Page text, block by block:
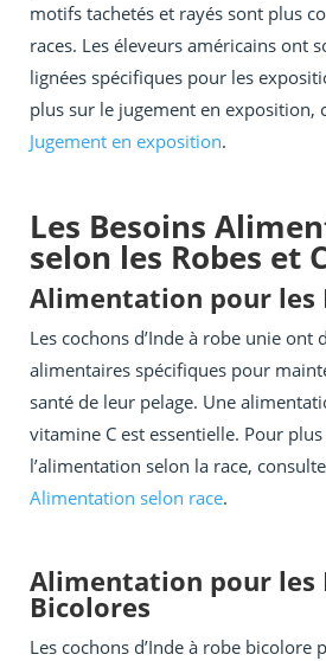
motifs tachetés et rayés sont plus
races. Les éleveurs américains ont
lignées spécifiques pour les
plus sur le jugement en exposition,
Jugement en exposition.
Les Besoins
selon les Robes et
Alimentation pour les
Les cochons d’Inde à robe unie ont
alimentaires spécifiques pour
santé de leur pelage. Une
vitamine C est essentielle. Pour
l’alimentation selon la race,
Alimentation selon race.
Alimentation pour les
Bicolores
Les cochons d’Inde à robe bicolore